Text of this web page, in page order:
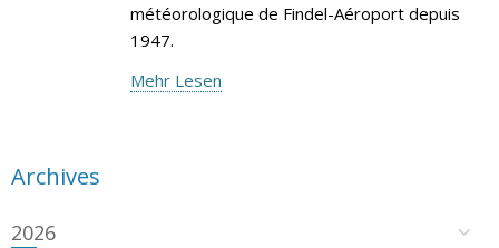
météorologique de Findel-Aéroport depuis
1947.
Mehr Lesen
Archives
2026